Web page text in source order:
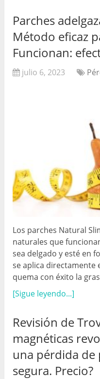
Parches
Método eficaz
Funcionan:
julio 6, 2023
Los parches Natural
naturales que
sea delgado y esté en
se aplica directamente
quema con éxito la
[Sigue leyendo...]
Revisión de
magnéticas
una pérdida de
segura. Precio?